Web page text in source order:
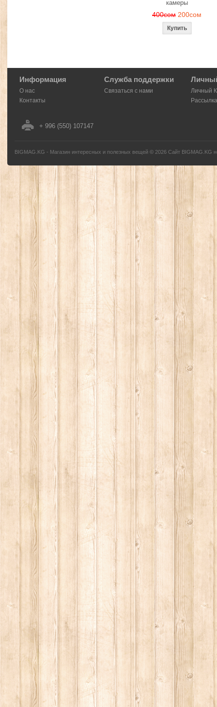
камеры
400сом 200сом
Информация
О нас
Контакты
Служба поддержки
Связаться с нами
Личный
Рассылка
+ 996 (550) 107147
BIGMAG.KG - Магазин интересных и полезных вещей © 2026 Сайт BIGMAG.KG
без письменного разрешения автора - запрещено, и будет преследоваться по